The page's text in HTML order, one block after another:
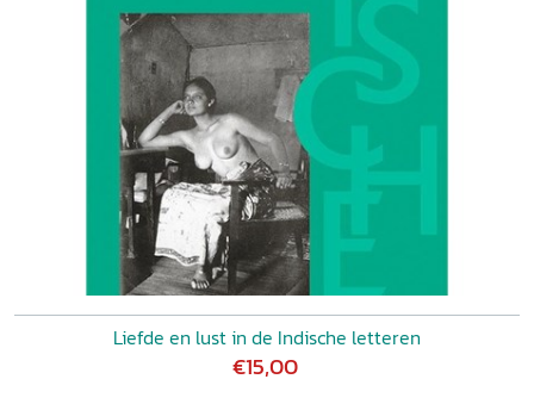
Liefde en lust in de Indische letteren
€15,00